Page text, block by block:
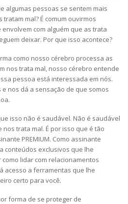
algumas pessoas se sentem mais
mal? É comum ouvirmos
com alguém que as trata
deixar. Por que isso acontece?
como nosso cérebro processa as
nos trata mal, nosso cérebro entende
pessoa está interessada em nós.
nos dá a sensação de que somos
isso não é saudável. Não é saudável
trata mal. É por isso que é tão
PREMIUM. Como assinante
conteúdos exclusivos que lhe
lidar com relacionamentos
acesso a ferramentas que lhe
certo para você.
forma de se proteger de